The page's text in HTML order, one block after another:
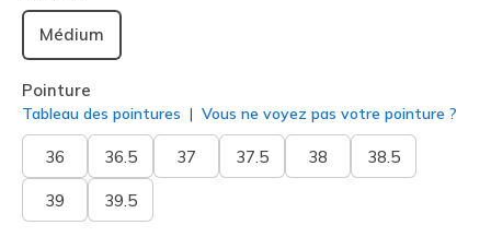
Médium
Pointure
Tableau des pointures Vous ne voyez pas votre pointure ?
36 36.5 37 37.5 38 38.5
39 39.5